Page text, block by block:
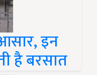
इन
है बरसात